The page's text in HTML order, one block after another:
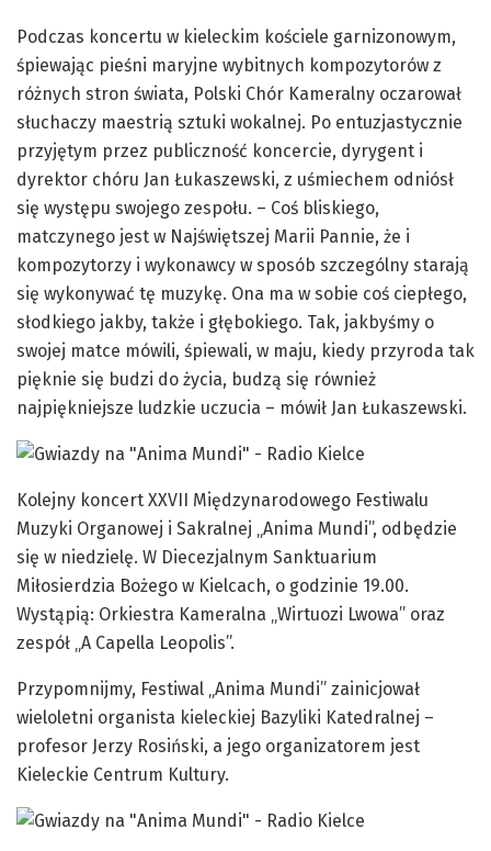
Podczas koncertu w kieleckim kościele garnizonowym,
śpiewając pieśni maryjne wybitnych kompozytorów z
różnych stron świata, Polski Chór Kameralny oczarował
słuchaczy maestrią sztuki wokalnej. Po entuzjastycznie
przyjętym przez publiczność koncercie, dyrygent i
dyrektor chóru Jan Łukaszewski, z uśmiechem odniósł
się występu swojego zespołu. – Coś bliskiego,
matczynego jest w Najświętszej Marii Pannie, że i
kompozytorzy i wykonawcy w sposób szczególny starają
się wykonywać tę muzykę. Ona ma w sobie coś ciepłego,
słodkiego jakby, także i głębokiego. Tak, jakbyśmy o
swojej matce mówili, śpiewali, w maju, kiedy przyroda tak
pięknie się budzi do życia, budzą się również
najpiękniejsze ludzkie uczucia – mówił Jan Łukaszewski.
Kolejny koncert XXVII Międzynarodowego Festiwalu
Muzyki Organowej i Sakralnej „Anima Mundi”, odbędzie
się w niedzielę. W Diecezjalnym Sanktuarium
Miłosierdzia Bożego w Kielcach, o godzinie 19.00.
Wystąpią: Orkiestra Kameralna „Wirtuozi Lwowa” oraz
zespół „A Capella Leopolis”.
Przypomnijmy, Festiwal „Anima Mundi” zainicjował
wieloletni organista kieleckiej Bazyliki Katedralnej –
profesor Jerzy Rosiński, a jego organizatorem jest
Kieleckie Centrum Kultury.